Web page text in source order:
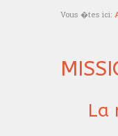
Vous �tes ici:
La